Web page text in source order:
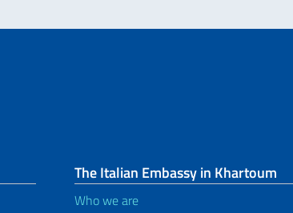
The Italian Embassy in Khartoum
Who we are